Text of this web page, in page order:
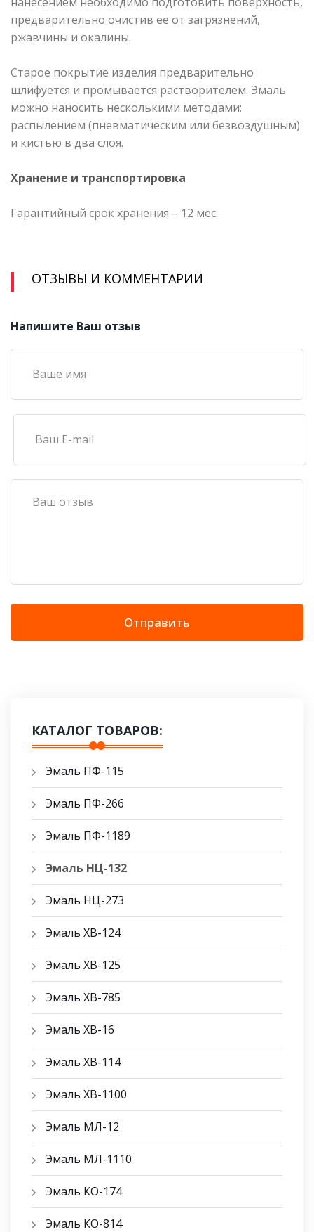
предварительно очистив ее от загрязнений,
ржавчины и окалины.
Старое покрытие изделия предварительно
шлифуется и промывается растворителем. Эмаль
можно наносить несколькими методами:
распылением (пневматическим или безвоздушным)
и кистью в два слоя.
Хранение и транспортировка
Гарантийный срок хранения – 12 мес.
ОТЗЫВЫ И КОММЕНТАРИИ
Напишите Ваш отзыв
Отправить
КАТАЛОГ ТОВАРОВ:
Эмаль ПФ-115
Эмаль ПФ-266
Эмаль ПФ-1189
Эмаль НЦ-132
Эмаль НЦ-273
Эмаль ХВ-124
Эмаль ХВ-125
Эмаль ХВ-785
Эмаль ХВ-16
Эмаль ХВ-114
Эмаль ХВ-1100
Эмаль МЛ-12
Эмаль МЛ-1110
Эмаль КО-174
Эмаль КО-814